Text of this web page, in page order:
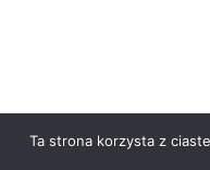
Ta strona korzysta z